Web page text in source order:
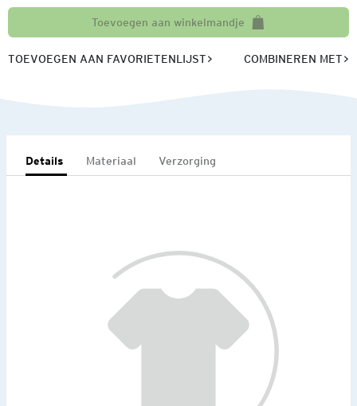
Toevoegen aan winkelmandje
TOEVOEGEN AAN FAVORIETENLIJST COMBINEREN MET
Details Materiaal Verzorging